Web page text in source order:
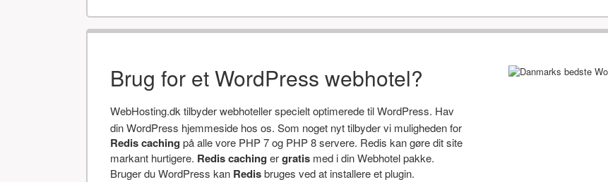
Brug for et WordPress webhotel?
WebHosting.dk tilbyder webhoteller specielt optimerede til WordPress. Hav
din WordPress hjemmeside hos os. Som noget nyt tilbyder vi muligheden for
Redis caching på alle vore PHP 7 og PHP 8 servere. Redis kan gøre dit site
markant hurtigere. Redis caching ergratis med i din Webhotel pakke.
Bruger du WordPress kan Redisbruges ved at installere et plugin.